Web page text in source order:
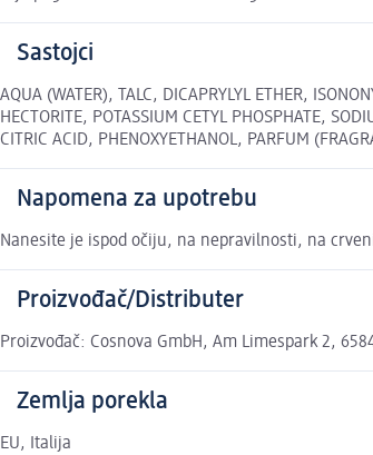
Sastojci
AQUA (WATER), TALC, DICAPRYLYL ETHER,
HECTORITE, POTASSIUM CETYL PHOSPHATE,
CITRIC ACID, PHENOXYETHANOL, PARFUM
Napomena za upotrebu
Nanesite je ispod očiju, na nepravilnosti, na
Proizvođač/Distributer
Proizvođač: Cosnova GmbH, Am Limespark 2,
Zemlja porekla
EU, Italija